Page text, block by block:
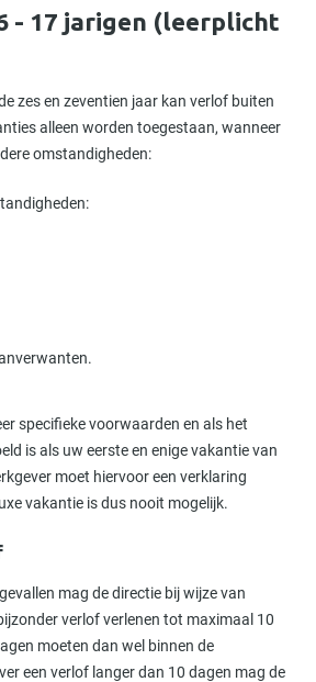
- 17 jarigen (leerplicht
zes en zeventien jaar kan verlof buiten
alleen worden toegestaan, wanneer
omstandigheden:
specifieke voorwaarden en als het
is als uw eerste en enige vakantie van
moet hiervoor een verklaring
vakantie is dus nooit mogelijk.
mag de directie bij wijze van
verlof verlenen tot maximaal 10
moeten dan wel binnen de
een verlof langer dan 10 dagen mag de